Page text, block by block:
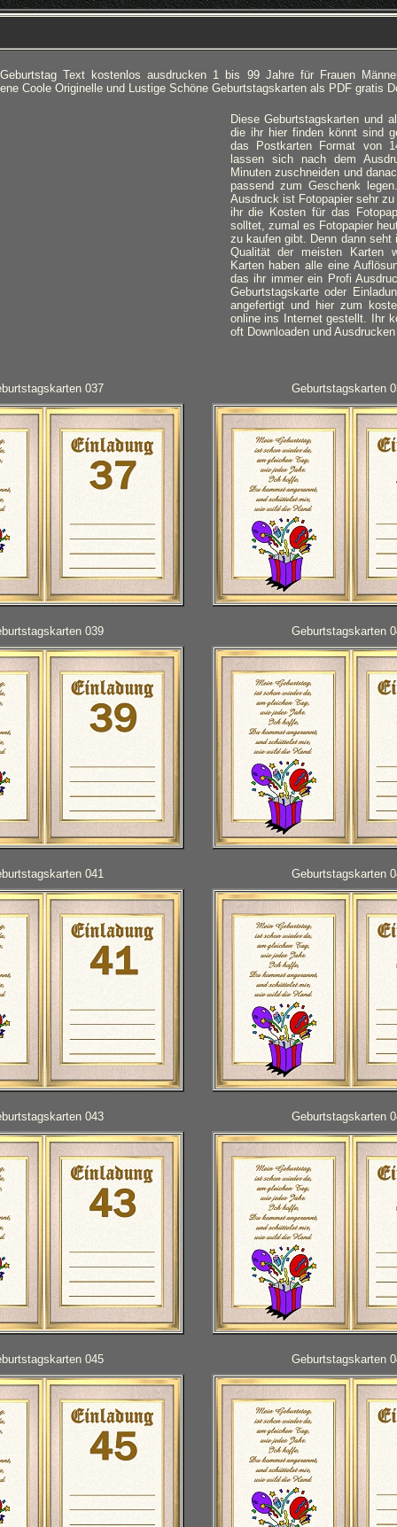
Text kostenlos ausdrucken 1 bis 99 Jahre für Frauen
Coole Originelle und Lustige Schöne Geburtstagskarten als PDF gratis
Diese Geburtstagskarten und
die ihr hier finden könnt sind
das Postkarten Format von
lassen sich nach dem
Minuten zuschneiden und
passend zum Geschenk
Ausdruck ist Fotopapier sehr
ihr die Kosten für das
solltet, zumal es Fotopapier
zu kaufen gibt. Denn dann seht
Qualität der meisten Karten
Karten haben alle eine
das ihr immer ein Profi
Geburtstagskarte oder
angefertigt und hier zum
online ins Internet gestellt. Ihr
oft Downloaden und
037 Geburtstagskarten
039 Geburtstagskarten
041 Geburtstagskarten
043 Geburtstagskarten
045 Geburtstagskarten